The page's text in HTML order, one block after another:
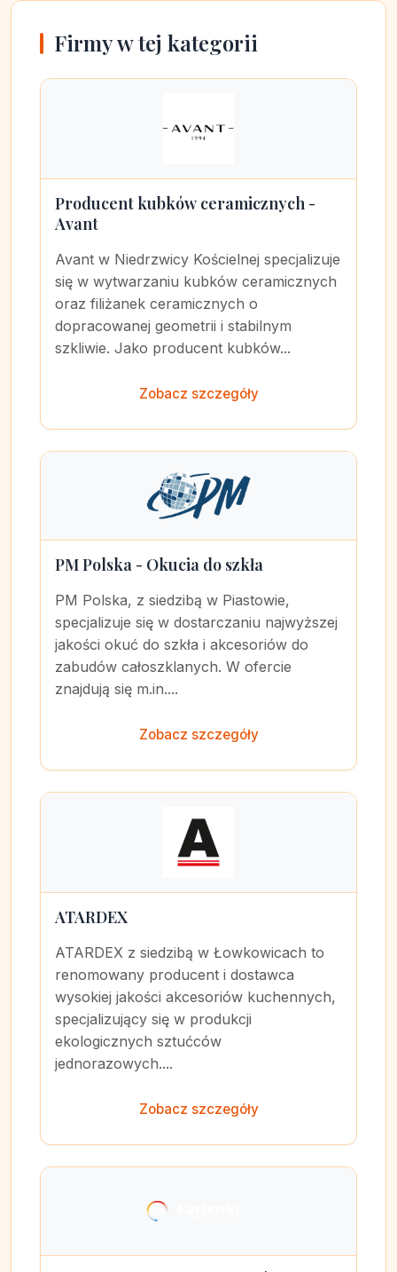
Firmy w tej kategorii
Producent kubków ceramicznych -
Avant
Avant w Niedrzwicy Kościelnej specjalizuje
się w wytwarzaniu kubków ceramicznych
oraz filiżanek ceramicznych o
dopracowanej geometrii i stabilnym
szkliwie. Jako producent kubków...
Zobacz szczegóły
PM Polska - Okucia do szkła
PM Polska, z siedzibą w Piastowie,
specjalizuje się w dostarczaniu najwyższej
jakości okuć do szkła i akcesoriów do
zabudów całoszklanych. W ofercie
znajdują się m.in....
Zobacz szczegóły
ATARDEX
ATARDEX z siedzibą w Łowkowicach to
renomowany producent i dostawca
wysokiej jakości akcesoriów kuchennych,
specjalizujący się w produkcji
ekologicznych sztućców
jednorazowych....
Zobacz szczegóły